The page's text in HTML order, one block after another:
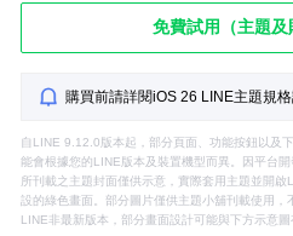
免費試用（主題及
購買前請詳閱iOS 26 LINE主題規格
自LINE 9.12.0版本起，部分頁面、功能按鈕以及
能會根據您的LINE版本及裝置機型而異。因平台
所刊載之主題封面僅供示意，實際套用主題並開
設的綠色畫面。部分圖片僅供主題小舖刊載使用
LINE非最新版本，部分畫面設計可能與下方示意圖